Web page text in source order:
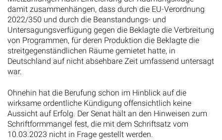
damit zusammenhängen, dass durch die EU-Verordnung
2022/350 und durch die Beanstandungs- und
Untersagungsverfügung gegen die Beklagte die Verbreitung
von Programmen, für deren Produktion die Beklagte die
streitgegenständlichen Räume gemietet hatte, in
Deutschland auf nicht absehbare Zeit umfassend untersagt
war.
Ohnehin hat die Berufung schon im Hinblick auf die
wirksame ordentliche Kündigung offensichtlich keine
Aussicht auf Erfolg. Der Senat hält an den Hinweisen zum
Schriftformmangel fest, die mit dem Schriftsatz vom
10.03.2023 nicht in Frage gestellt werden.